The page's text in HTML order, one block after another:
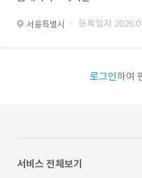
서울특별시 · 등록일자
로그인하여
서비스 전체보기